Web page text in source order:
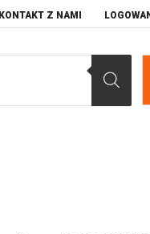
KONTAKT Z NAMI